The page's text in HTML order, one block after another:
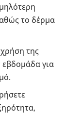
το δέρμα
της
για